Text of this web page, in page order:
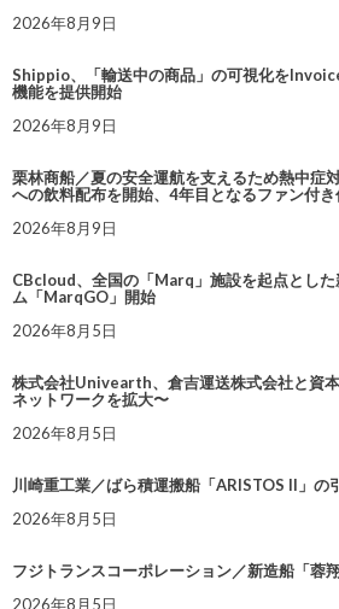
2026年8月9日
Shippio、「輸送中の商品」の可視化を
機能を提供開始
2026年8月9日
栗林商船／夏の安全運航を支えるため熱中症
への飲料配布を開始、4年目となるファン付
2026年8月9日
CBcloud、全国の「Marq」施設を起点とし
ム「MarqGO」開始
2026年8月5日
株式会社Univearth、倉吉運送株式会社と資
ネットワークを拡大〜
2026年8月5日
川崎重工業／ばら積運搬船「ARISTOS II」の
2026年8月5日
フジトランスコーポレーション／新造船「蓉
2026年8月5日